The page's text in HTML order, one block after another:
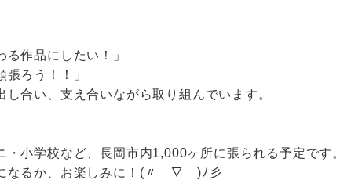
る作品にしたい！」
張ろう！！」
し合い、支え合いながら取り組んでいます。
・小学校など、長岡市内1,000ヶ所に張られる予定です。
るか、お楽しみに！ ( 〃￣ ∇ ￣)ﾉ彡